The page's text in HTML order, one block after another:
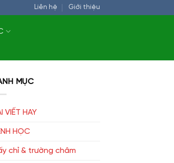
Liên hệ Giới thiệu
MỤC
VIẾT HAY
HỌC
chỉ & trường châm